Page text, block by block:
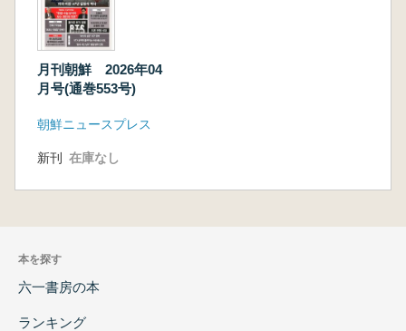
月刊朝鮮 2026年04
月号(通巻553号)
朝鮮ニュースプレス
新刊 在庫なし
本を探す
六一書房の本
ランキング